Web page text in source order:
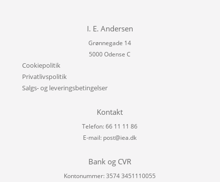
I. E. Andersen
Grønnegade 14
5000 Odense C
Cookiepolitik
Privatlivspolitik
Salgs- og leveringsbetingelser
Kontakt
Telefon: 66 11 11 86
E-mail: post@iea.dk
Bank og CVR
Kontonummer: 3574 3451110055